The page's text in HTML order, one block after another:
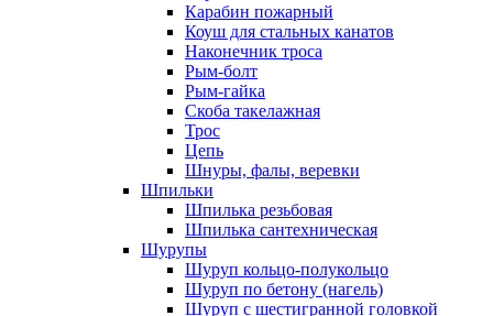
Карабин пожарный
Коуш для стальных канатов
Наконечник троса
Рым-болт
Рым-гайка
Скоба такелажная
Трос
Цепь
Шнуры, фалы, веревки
Шпильки
Шпилька резьбовая
Шпилька сантехническая
Шурупы
Шуруп кольцо-полукольцо
Шуруп по бетону (нагель)
Шуруп с шестигранной головкой